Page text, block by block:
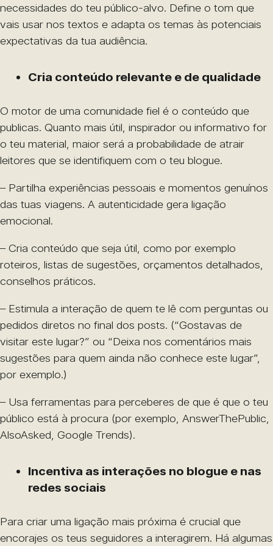
necessidades do teu público-alvo. Define o tom que
vais usar nos textos e adapta os temas às potenciais
expectativas da tua audiência.
Cria conteúdo relevante e de qualidade
O motor de uma comunidade fiel é o conteúdo que
publicas. Quanto mais útil, inspirador ou informativo for
o teu material, maior será a probabilidade de atrair
leitores que se identifiquem com o teu blogue.
– Partilha experiências pessoais e momentos genuínos
das tuas viagens. A autenticidade gera ligação
emocional.
– Cria conteúdo que seja útil, como por exemplo
roteiros, listas de sugestões, orçamentos detalhados,
conselhos práticos.
– Estimula a interação de quem te lê com perguntas ou
pedidos diretos no final dos posts. (“Gostavas de
visitar este lugar?” ou “Deixa nos comentários mais
sugestões para quem ainda não conhece este lugar”,
por exemplo.)
– Usa ferramentas para perceberes de que é que o teu
público está à procura (por exemplo, AnswerThePublic,
AlsoAsked, Google Trends).
Incentiva as interações no blogue e nas
redes sociais
Para criar uma ligação mais próxima é crucial que
encorajes os teus seguidores a interagirem. Há algumas